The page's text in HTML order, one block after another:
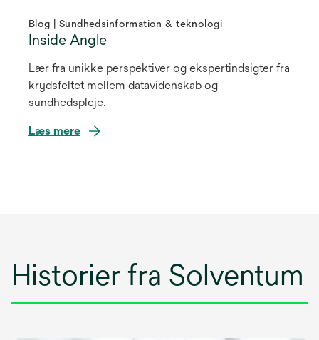
Blog | Sundhedsinformation & teknologi
Inside Angle
Lær fra unikke perspektiver og ekspertindsigter fra
krydsfeltet mellem datavidenskab og
sundhedspleje.
Læs mere
Historier fra Solventum